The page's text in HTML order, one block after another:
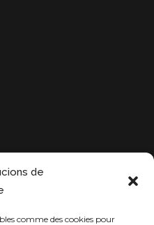
de
comme des cookies pour